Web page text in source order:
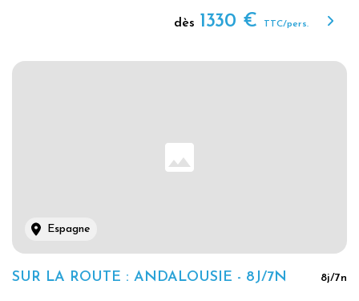
dès 1330 € TTC/pers.
Espagne
SUR LA ROUTE : ANDALOUSIE - 8J/7N 8j/7n